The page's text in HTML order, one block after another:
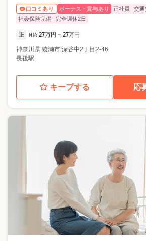
口コミあり ボーナス・賞与あり 正社員 交通
社会保険完備
完全週休2日
正 月給 27万円 ~ 27万円
神奈川県 綾瀬市 深谷中2丁目2-46
長後駅
キープする 応